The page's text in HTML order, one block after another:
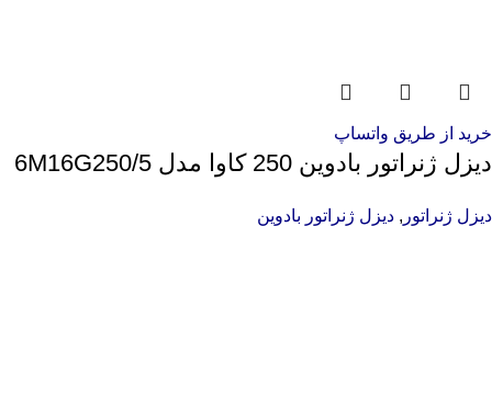
خرید از طریق واتساپ
دیزل ژنراتور بادوین 250 کاوا مدل 6M16G250/5
دیزل ژنراتور , دیزل ژنراتور بادوین